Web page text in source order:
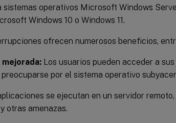
sistemas operativos Microsoft Windows
Windows 10 o Windows 11.
ofrecen numerosos beneficios,
Los usuarios pueden acceder a
por el sistema operativo
se ejecutan en un servidor remoto,
otras amenazas.